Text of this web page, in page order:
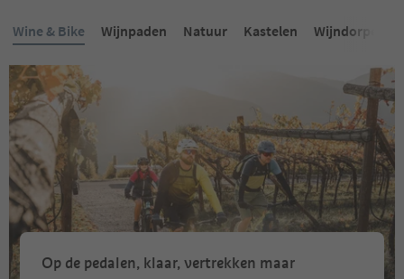
Wine & Bike Wijnpaden Natuur Kastelen Wijndorpen
Op de pedalen, klaar, vertrekken maar